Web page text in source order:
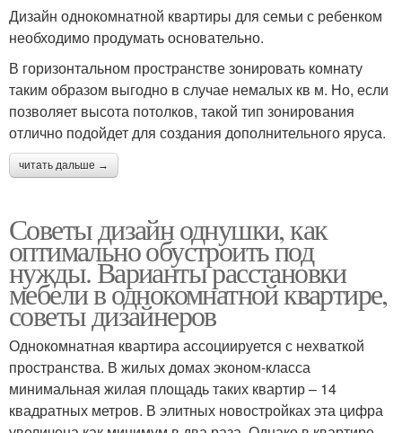
Дизайн однокомнатной квартиры для семьи с ребенком
необходимо продумать основательно.
В горизонтальном пространстве зонировать комнату
таким образом выгодно в случае немалых кв м. Но, если
позволяет высота потолков, такой тип зонирования
отлично подойдет для создания дополнительного яруса.
читать дальше →
Советы дизайн однушки, как
оптимально обустроить под
нужды. Варианты расстановки
мебели в однокомнатной квартире,
советы дизайнеров
Однокомнатная квартира ассоциируется с нехваткой
пространства. В жилых домах эконом-класса
минимальная жилая площадь таких квартир – 14
квадратных метров. В элитных новостройках эта цифра